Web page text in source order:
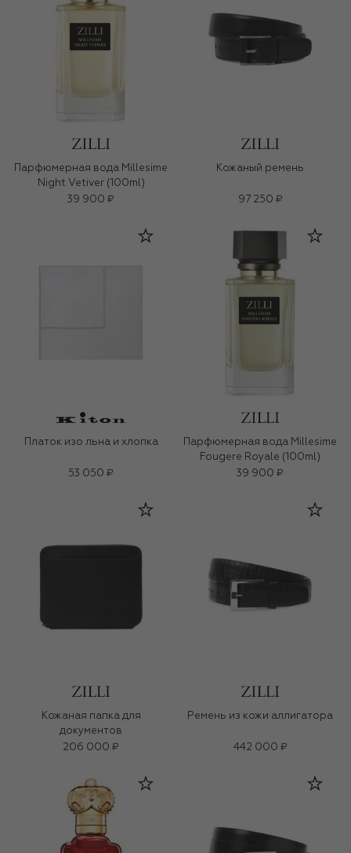
Парфюмерная вода Millesime
Night Vetiver (100ml)
39 900 ₽
Кожаный ремень
97 250 ₽
Платок изо льна и хлопка
53 050 ₽
Парфюмерная вода Millesime
Fougere Royale (100ml)
39 900 ₽
Кожаная папка для
документов
206 000 ₽
Ремень из кожи аллигатора
442 000 ₽